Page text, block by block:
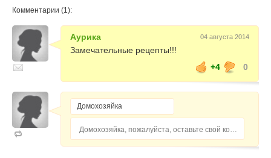
Комментарии (1):
Аурика 04 августа 2014
Замечательные рецепты!!!
+4
0